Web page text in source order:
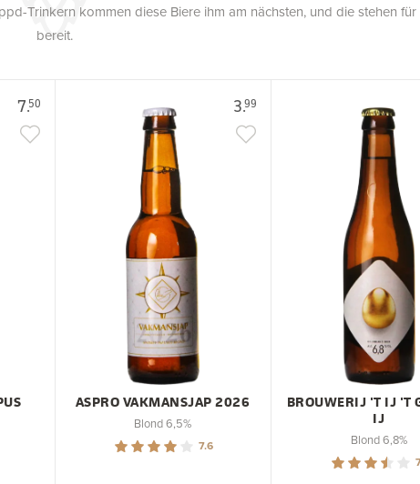
Trinkern kommen diese Biere ihm am nächsten, und die stehen für
bereit.
7.50 3.99
ASPRO VAKMANSJAP 2026
Blond 6,5%
7.6
BROUWERIJ 'T IJ 'T
IJ
Blond 6,8%